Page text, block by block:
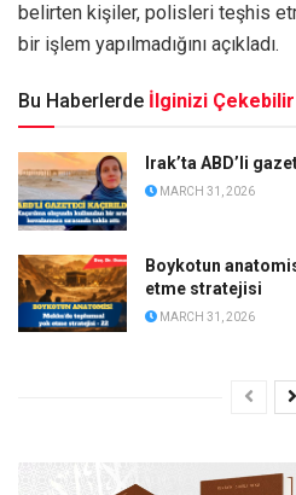
belirten kişiler, polisleri teşhis
bir işlem yapılmadığını açıkladı.
Bu Haberlerde İlginizi Çekebilir
Irak’ta ABD’li
MARCH 31, 2026
Boykotun
etme stratejisi
MARCH 31, 2026